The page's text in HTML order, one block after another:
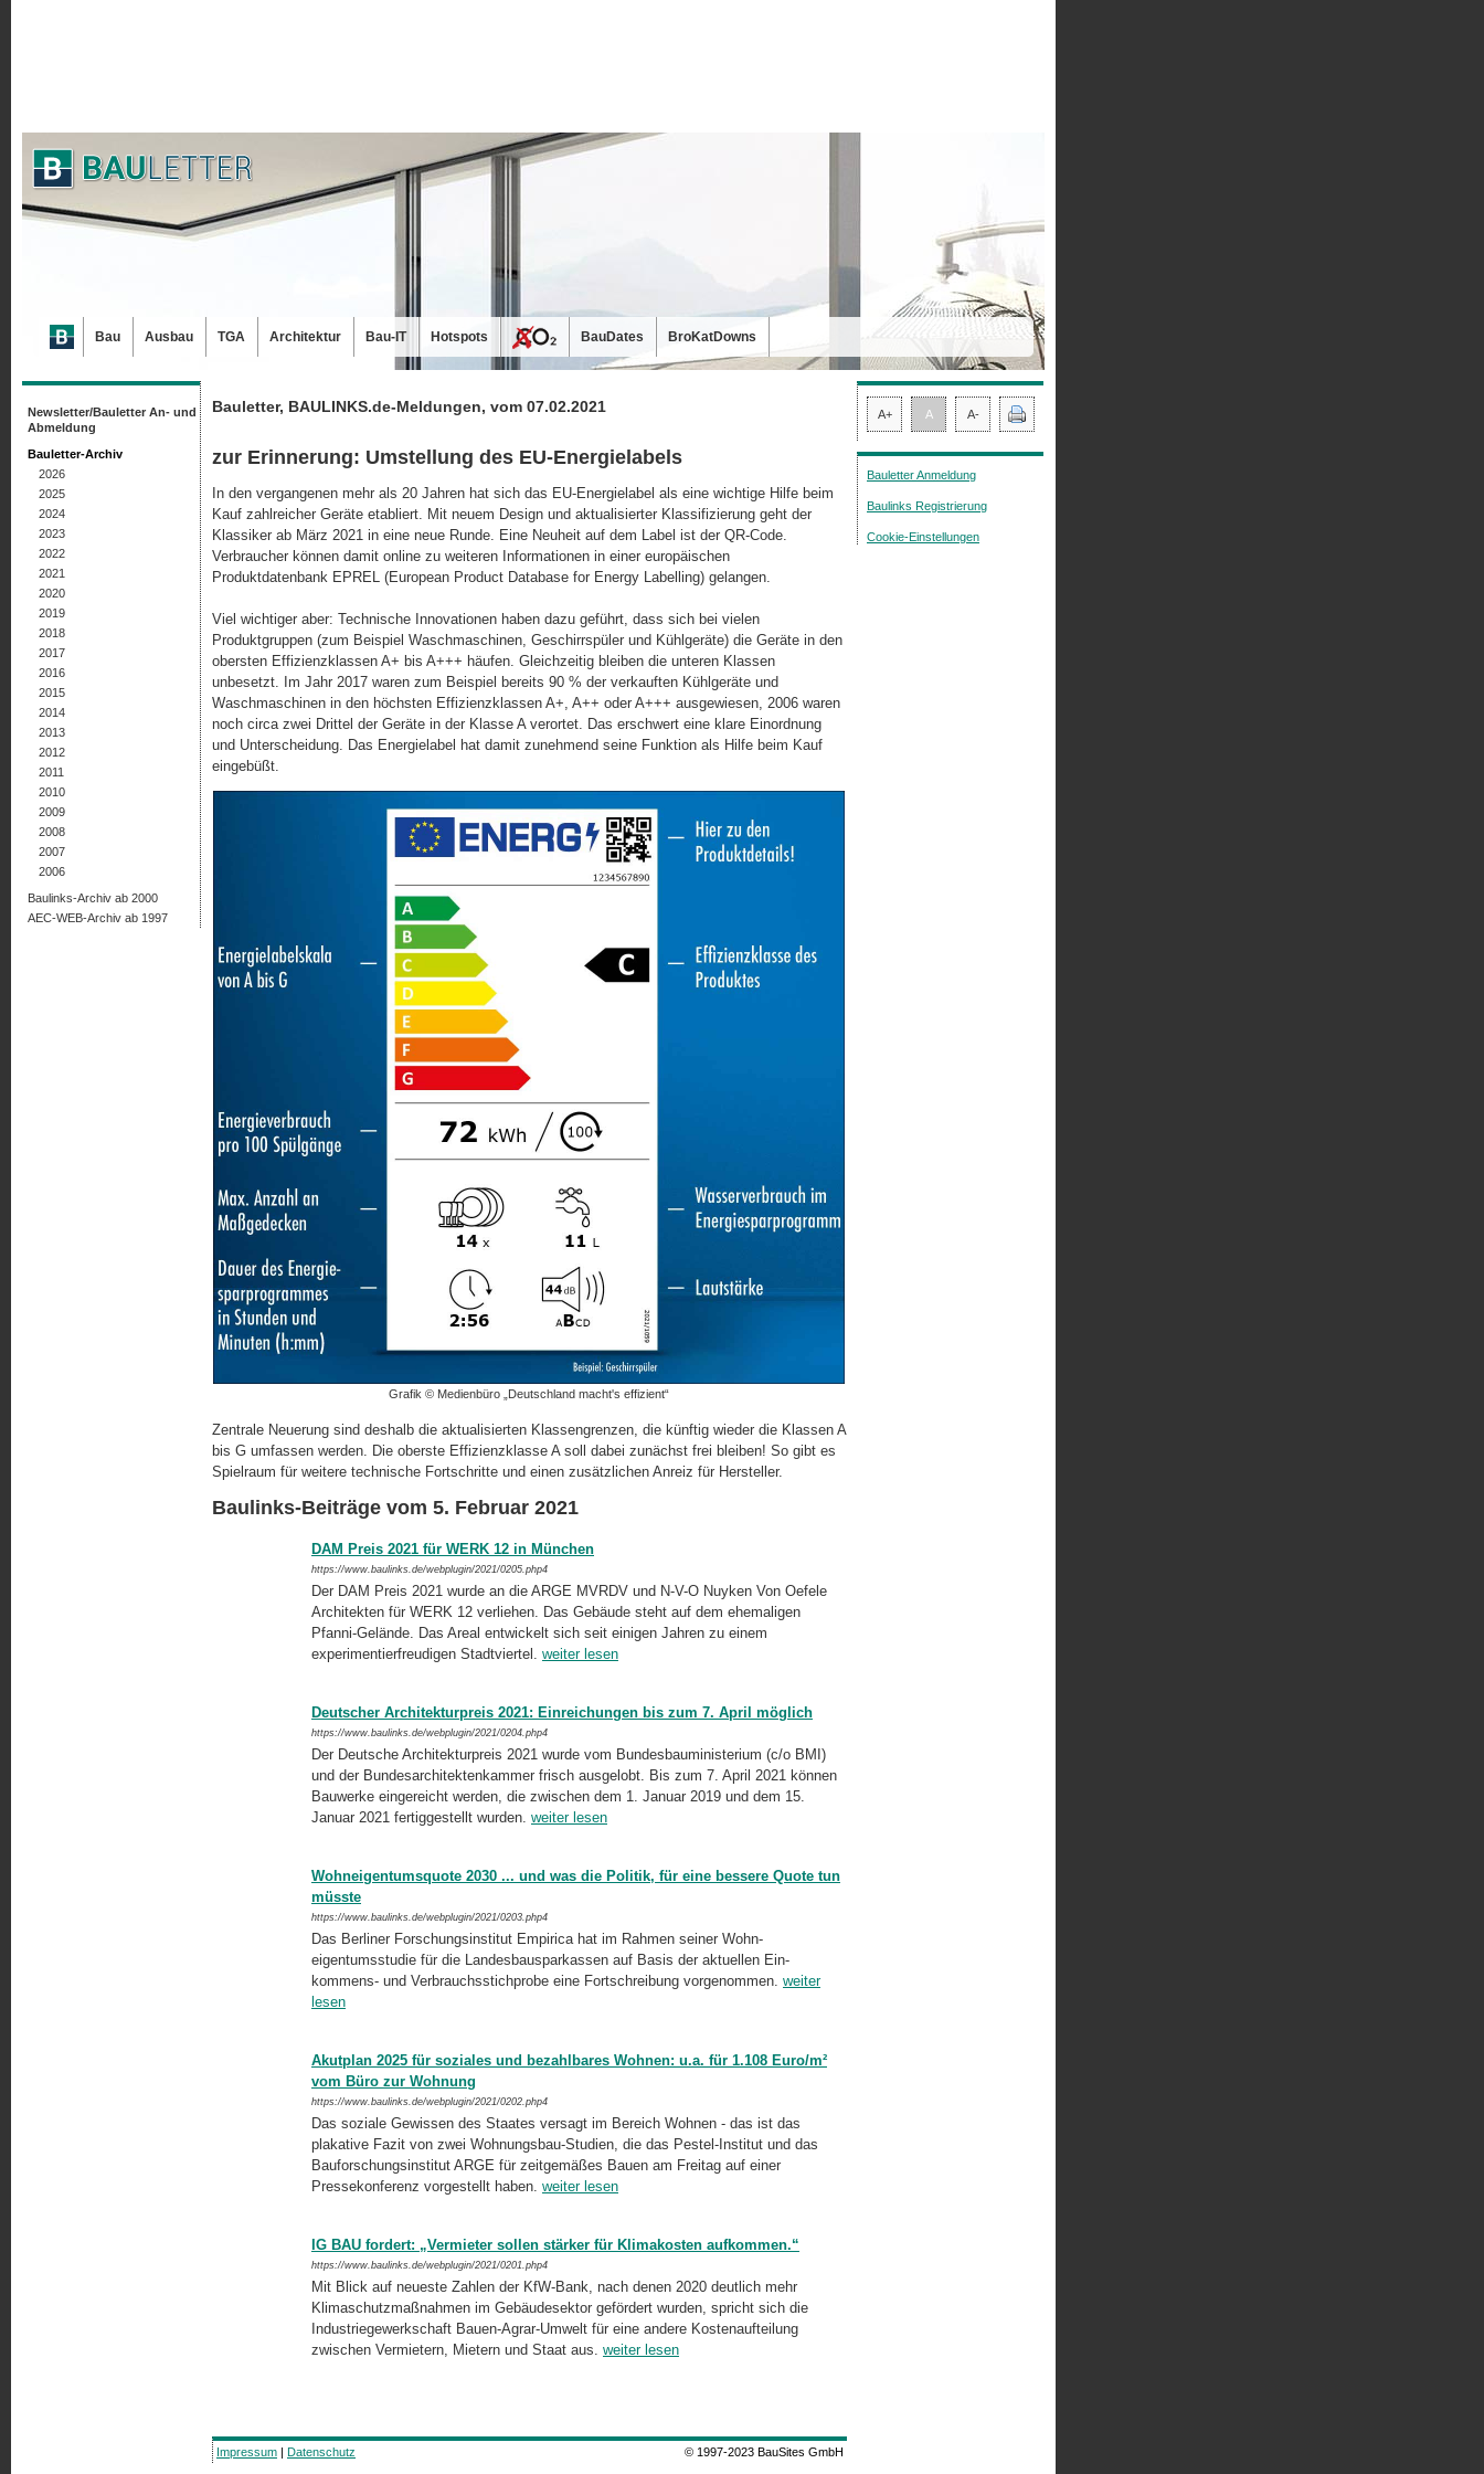
Bauletter, BAULINKS.de-Meldungen, vom 07.02.2021
zur Erinnerung: Umstellung des EU-Energielabels
In den vergangenen mehr als 20 Jahren hat sich das EU-Energielabel als eine wichtige Hilfe beim
Kauf zahlreicher Geräte etabliert. Mit neuem Design und aktualisierter Klassifizierung geht der
Klassiker ab März 2021 in eine neue Runde. Eine Neuheit auf dem Label ist der QR-Code.
Verbraucher können damit online zu weiteren Informationen in einer europäischen
Produktdatenbank EPREL (European Product Database for Energy Labelling) gelangen.
Viel wichtiger aber: Technische Innovationen haben dazu geführt, dass sich bei vielen
Produktgruppen (zum Beispiel Waschmaschinen, Geschirrspüler und Kühlgeräte) die Geräte in den
obersten Effizienzklassen A+ bis A+++ häufen. Gleichzeitig bleiben die unteren Klassen
unbesetzt. Im Jahr 2017 waren zum Beispiel bereits 90 % der verkauften Kühlgeräte und
Waschmaschinen in den höchsten Effizienzklassen A+, A++ oder A+++ ausgewiesen, 2006 waren
noch circa zwei Drittel der Geräte in der Klasse A verortet. Das erschwert eine klare Einordnung
und Unterscheidung. Das Energielabel hat damit zunehmend seine Funktion als Hilfe beim Kauf
eingebüßt.
Grafik © Medienbüro „Deutschland macht's effizient“
Zentrale Neuerung sind deshalb die aktualisierten Klassengrenzen, die künftig wieder die Klassen A
bis G umfassen werden. Die oberste Effizienzklasse A soll dabei zunächst frei bleiben! So gibt es
Spielraum für weitere technische Fortschritte und einen zusätzlichen Anreiz für Hersteller.
Baulinks-Beiträge vom 5. Februar 2021
DAM Preis 2021 für WERK 12 in München
https://www.baulinks.de/webplugin/2021/0205.php4
Der DAM Preis 2021 wurde an die ARGE MVRDV und N-V-O Nuyken Von Oefele
Architekten für WERK 12 verliehen. Das Gebäude steht auf dem ehemaligen
Pfanni-Gelände. Das Areal entwickelt sich seit einigen Jah­ren zu einem
experimentierfreudigen Stadtviertel. weiter lesen
Deutscher Architekturpreis 2021: Einreichungen bis zum 7. April möglich
https://www.baulinks.de/webplugin/2021/0204.php4
Der Deutsche Architekturpreis 2021 wurde vom Bundesbauministerium (c/o BMI)
und der Bundesarchitektenkammer frisch ausgelobt. Bis zum 7. April 2021 können
Bauwerke eingereicht werden, die zwischen dem 1. Januar 2019 und dem 15.
Januar 2021 fertiggestellt wurden. weiter lesen
Wohneigentumsquote 2030 ... und was die Politik, für eine bessere Quote tun
müsste
https://www.baulinks.de/webplugin/2021/0203.php4
Das Berliner Forschungsinstitut Empirica hat im Rahmen seiner Wohn­
eigentumsstudie für die Landesbausparkassen auf Basis der aktuellen Ein­
kommens- und Verbrauchsstichprobe eine Fortschreibung vor­ge­nom­men. weiter
lesen
Akutplan 2025 für soziales und bezahlbares Wohnen: u.a. für 1.108 Euro/m²
vom Büro zur Wohnung
https://www.baulinks.de/webplugin/2021/0202.php4
Das soziale Gewissen des Staates versagt im Bereich Wohnen - das ist das
plakative Fazit von zwei Wohnungsbau-Studien, die das Pestel-Institut und das
Bauforschungsinstitut ARGE für zeitgemäßes Bauen am Freitag auf einer
Pressekonferenz vorgestellt haben. weiter lesen
IG BAU fordert: „Vermieter sollen stärker für Klimakosten aufkommen.“
https://www.baulinks.de/webplugin/2021/0201.php4
Mit Blick auf neueste Zahlen der KfW-Bank, nach denen 2020 deutlich mehr
Klimaschutzmaßnahmen im Gebäudesektor gefördert wurden, spricht sich die
Industriegewerkschaft Bauen-Agrar-Umwelt für eine andere Kostenaufteilung
zwischen Vermietern, Mietern und Staat aus. weiter lesen
Newsletter/Bauletter An- und
Abmeldung
Bauletter-Archiv
2026
2025
2024
2023
2022
2021
2020
2019
2018
2017
2016
2015
2014
2013
2012
2011
2010
2009
2008
2007
2006
Baulinks-Archiv ab 2000
AEC-WEB-Archiv ab 1997
A+ A A-
Bauletter Anmeldung
Baulinks Registrierung
Cookie-Einstellungen
Impressum | Datenschutz © 1997-2023 BauSites GmbH
Bau Ausbau TGA Architektur Bau-IT Hotspots BauDates BroKatDowns